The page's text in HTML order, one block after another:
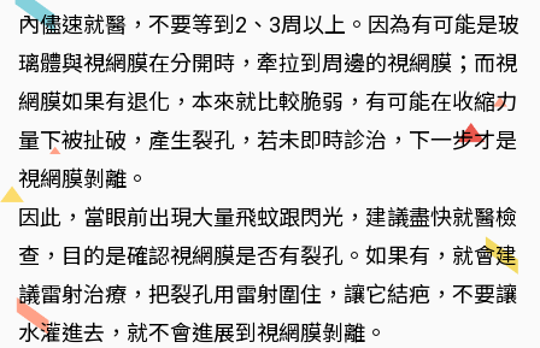
內儘速就醫，不要等到2、3周以上。因為有可能是玻
璃體與視網膜在分開時，牽拉到周邊的視網膜；而視
網膜如果有退化，本來就比較脆弱，有可能在收縮力
量下被扯破，產生裂孔，若未即時診治，下一步才是
視網膜剝離。
因此，當眼前出現大量飛蚊跟閃光，建議盡快就醫檢
查，目的是確認視網膜是否有裂孔。如果有，就會建
議雷射治療，把裂孔用雷射圍住，讓它結疤，不要讓
水灌進去，就不會進展到視網膜剝離。